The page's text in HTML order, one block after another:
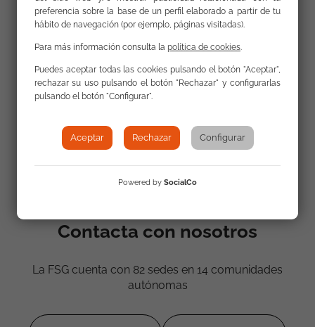
Contacta con nosotros
La FSG cuenta con 82 sedes en 14 comunidades
autónomas
preferencia sobre la base de un perfil elaborado a partir de tu
hábito de navegación (por ejemplo, páginas visitadas).
Para más información consulta la política de cookies
Puedes aceptar todas las cookies pulsando el botón "Aceptar",
rechazar su uso pulsando el botón "Rechazar" y configurarlas
pulsando el botón "Configurar".
Aceptar Rechazar Configurar
Powered by SocialCo